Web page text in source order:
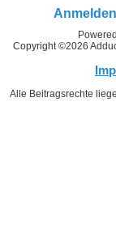
Anmelden
Copyright ©2026
Alle Beitragsrechte